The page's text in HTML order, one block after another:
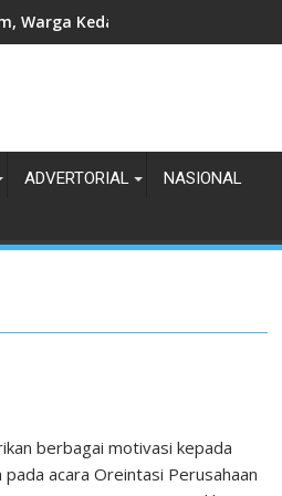
Warga Kedamaian Klaim Diteror
ADVERTORIAL NASIONAL
berbagai motivasi kepada
acara Oreintasi Perusahaan